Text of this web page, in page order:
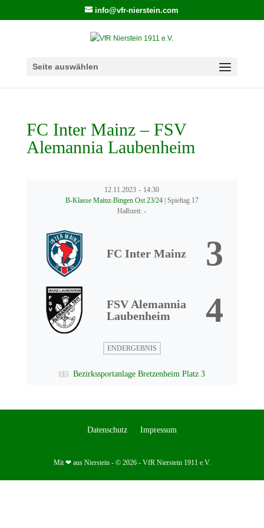
info@vfr-nierstein.com
Seite auswählen
FC Inter Mainz – FSV
Alemannia Laubenheim
12.11.2023 - 14:30
B-Klasse Mainz-Bingen Ost 23/24 | Spieltag 17
Halbzeit: -
FC Inter Mainz 3
FSV Alemannia
Laubenheim
4
ENDERGEBNIS
Bezirkssportanlage Bretzenheim Platz 3
Datenschutz Impressum
Mit ❤ aus Nierstein - © 2026 - VfR Nierstein 1911 e.V.